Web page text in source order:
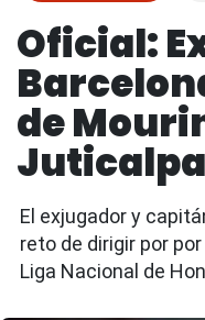
Oficial:
de
Juticalpa
El exjugador y
reto de dirigir por
Liga Nacional de